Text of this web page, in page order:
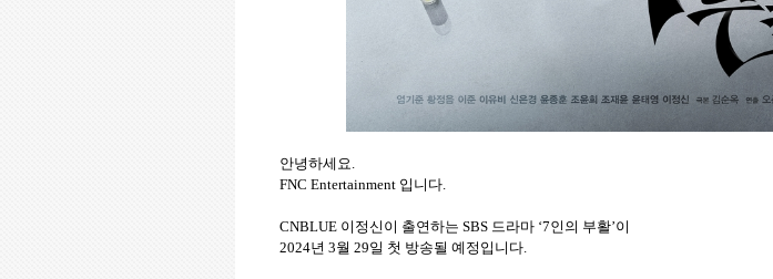
안녕하세요
FNC Entertainment 입니다
CNBLUE 이정신이 출연하는 SBS 드라마 ‘7인의 부활’이
2024년 3월 29일 첫 방송될 예정입니다